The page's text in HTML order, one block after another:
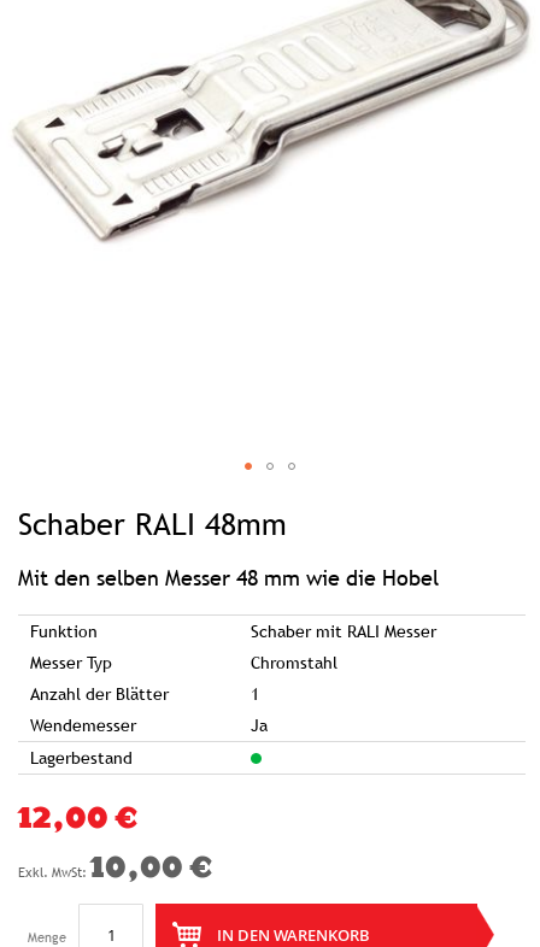
Schaber RALI 48mm
Mit den selben Messer 48 mm wie die Hobel
Funktion
Schaber mit RALI Messer
Messer Typ
Chromstahl
Anzahl der Blätter
1
Wendemesser
Ja
Lagerbestand
12,00 €
10,00 €
Menge IN DEN WARENKORB
Bildgalerie